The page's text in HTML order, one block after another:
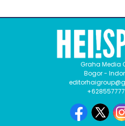
Graha Media
Bogor -